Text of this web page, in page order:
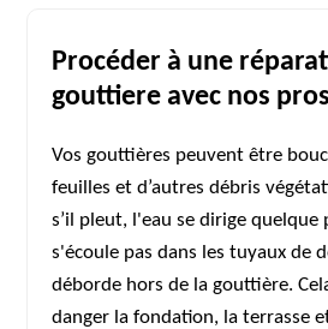
Procéder à une
gouttiere avec nos
Vos gouttières peuvent être
feuilles et d’autres débris
s’il pleut, l'eau se dirige
s'écoule pas dans les tuyaux de
déborde hors de la gouttière.
danger la fondation, la terrasse